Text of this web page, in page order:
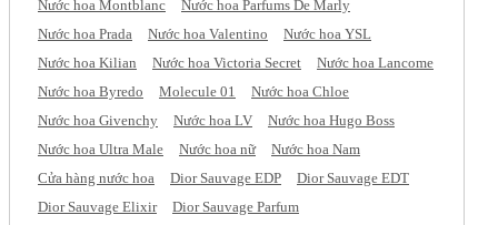
Nước hoa Montblanc
Nước hoa Parfums De Marly
Nước hoa Prada
Nước hoa Valentino
Nước hoa YSL
Nước hoa Kilian
Nước hoa Victoria Secret
Nước hoa Lancome
Nước hoa Byredo
Molecule 01
Nước hoa Chloe
Nước hoa Givenchy
Nước hoa LV
Nước hoa Hugo Boss
Nước hoa Ultra Male
Nước hoa nữ
Nước hoa Nam
Cửa hàng nước hoa
Dior Sauvage EDP
Dior Sauvage EDT
Dior Sauvage Elixir
Dior Sauvage Parfum